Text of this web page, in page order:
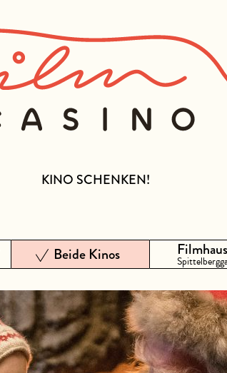
KINO SCHENKEN!
Beide Kinos